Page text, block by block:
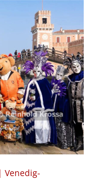
Venedig-